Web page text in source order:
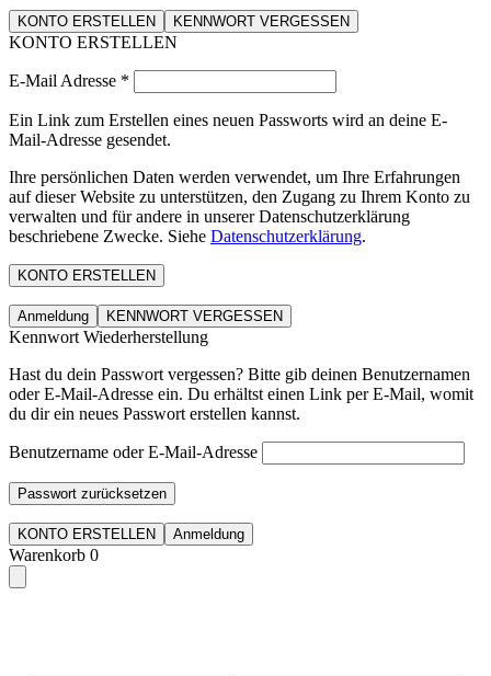
KONTO ERSTELLEN KENNWORT VERGESSEN
KONTO ERSTELLEN
E-Mail Adresse *
Ein Link zum Erstellen eines neuen Passworts wird an deine E-
Mail-Adresse gesendet.
Ihre persönlichen Daten werden verwendet, um Ihre Erfahrungen
auf dieser Website zu unterstützen, den Zugang zu Ihrem Konto zu
verwalten und für andere in unserer Datenschutzerklärung
beschriebene Zwecke. Siehe Datenschutzerklärung.
KONTO ERSTELLEN
Anmeldung KENNWORT VERGESSEN
Kennwort Wiederherstellung
Hast du dein Passwort vergessen? Bitte gib deinen Benutzernamen
oder E-Mail-Adresse ein. Du erhältst einen Link per E-Mail, womit
du dir ein neues Passwort erstellen kannst.
Benutzername oder E-Mail-Adresse
Passwort zurücksetzen
KONTO ERSTELLEN Anmeldung
Warenkorb 0